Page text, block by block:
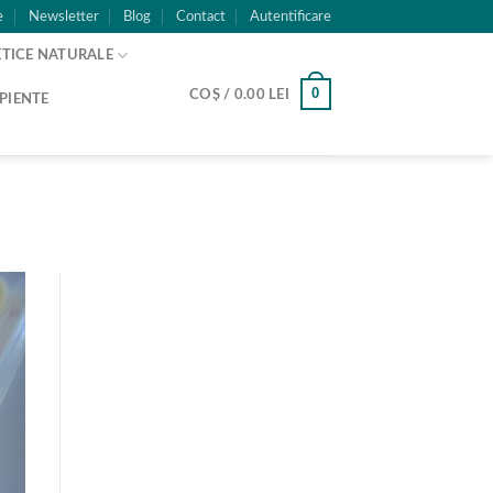
Newsletter Blog Contact Autentificare
NATURALE
COȘ / 0.00 LEI 0